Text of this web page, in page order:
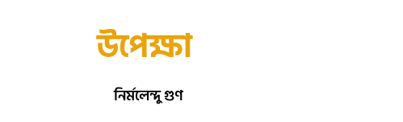
উপেক্ষা
নির্মলেন্দু গুণ